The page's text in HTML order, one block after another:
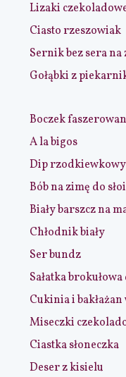
Lizaki
Ciasto rzeszowiak
Sernik bez sera
Gołąbki z
Boczek
A la bigos
Dip rzodkiewkowy
Bób na zimę do
Biały barszcz na
Chłodnik biały
Ser bundz
Sałatka
Cukinia i
Miseczki
Ciastka słoneczka
Deser z kisielu